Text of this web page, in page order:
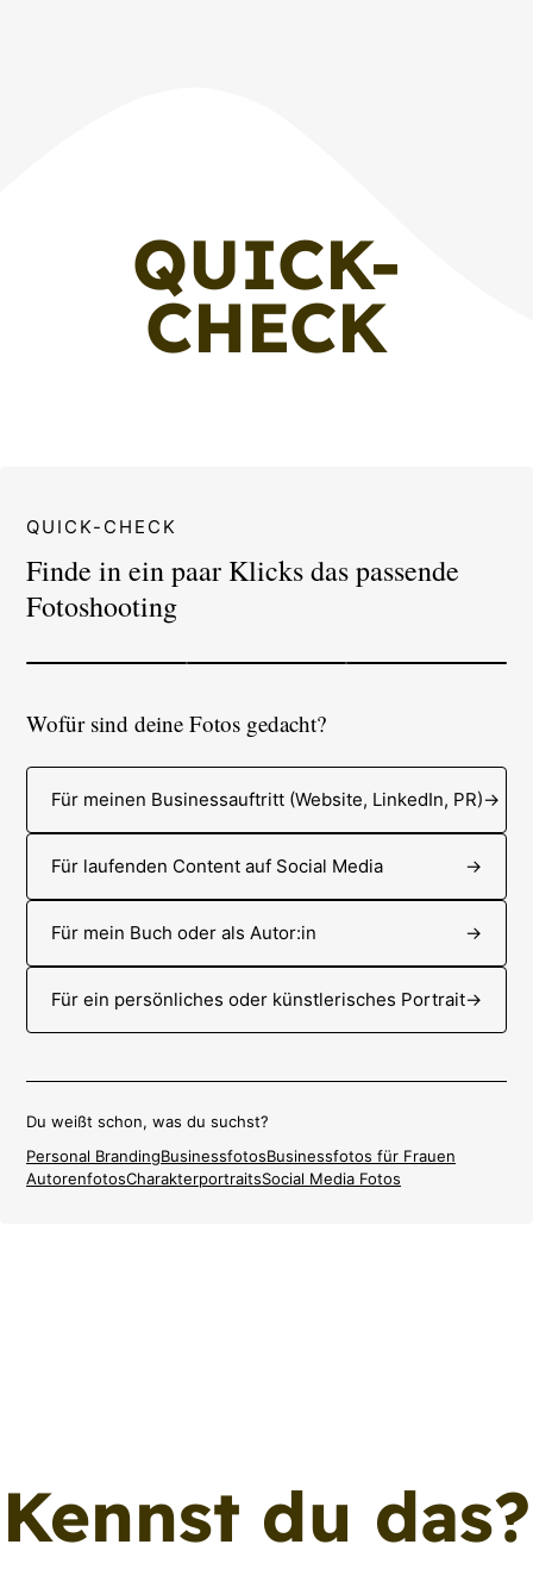
QUICK-
CHECK
QUICK-CHECK
Finde in ein paar Klicks das passende
Fotoshooting
Wofür sind deine Fotos gedacht?
Für meinen Businessauftritt (Website, LinkedIn, PR)→
Für laufenden Content auf Social Media →
Für mein Buch oder als Autor:in →
Für ein persönliches oder künstlerisches Portrait→
Du weißt schon, was du suchst?
Personal BrandingBusinessfotosBusinessfotos für Frauen
AutorenfotosCharakterportraitsSocial Media Fotos
Kennst du das?